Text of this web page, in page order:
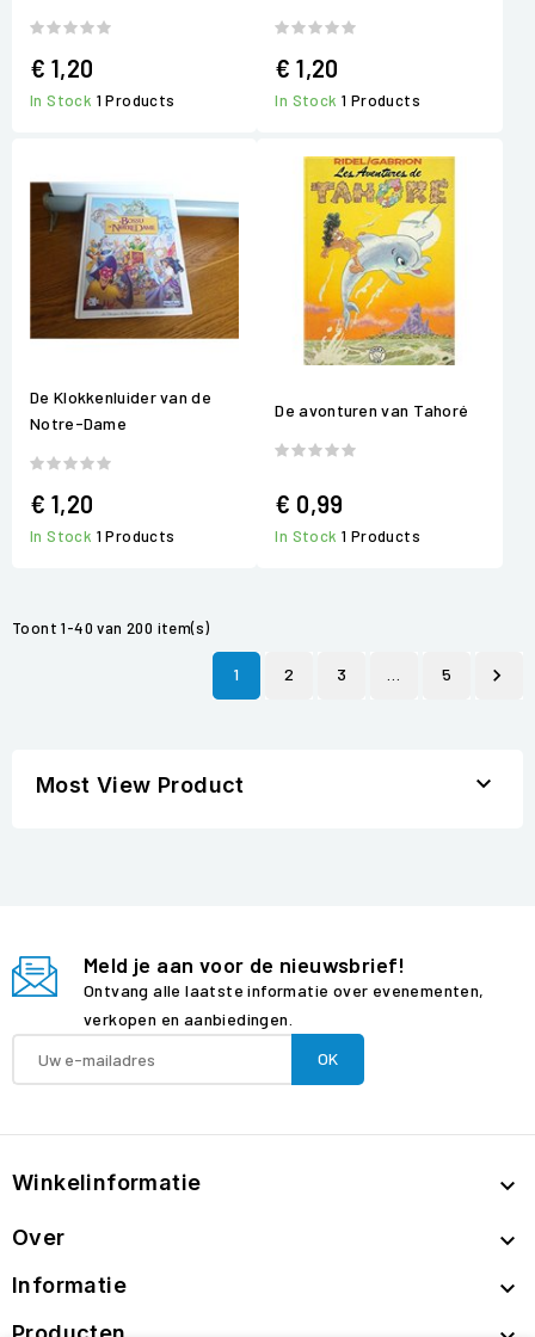
€ 1,20
In Stock 1 Products
€ 1,20
In Stock1 Products
De Klokkenluider van de
Notre-Dame
€ 1,20
In Stock 1 Products
De avonturen van Tahoré
€ 0,99
In Stock1 Products
Toont 1-40 van 200 item(s)
1 2 3 5 
Most View Product 
Meld je aan voor de nieuwsbrief!
Ontvang alle laatste informatie over evenementen,
verkopen en aanbiedingen.
Winkelinformatie 
Over 
Informatie 